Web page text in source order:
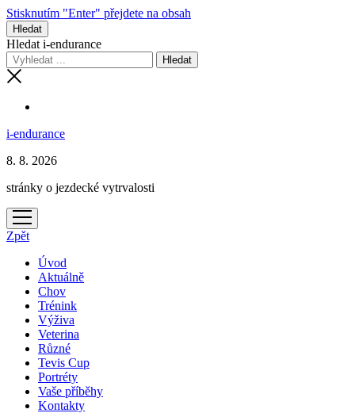
Stisknutím "Enter" přejdete na obsah
Hledat
Hledat i-endurance
i-endurance
8. 8. 2026
stránky o jezdecké vytrvalosti
otevřít
menu
Zpět
Úvod
Aktuálně
Chov
Trénink
Výživa
Veterina
Různé
Tevis Cup
Portréty
Vaše příběhy
Kontakty